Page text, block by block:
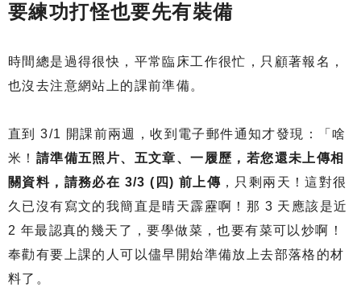
要練功打怪也要先有裝備
時間總是過得很快，平常臨床工作很忙，只顧著報名，
也沒去注意網站上的課前準備。
直到 3/1 開課前兩週，收到電子郵件通知才發現：「啥
米！ 請準備五照片、五文章、一履歷，若您還未上傳相
關資料，請務必在 3/3 (四) 前上傳 ，只剩兩天！這對很
久已沒有寫文的我簡直是晴天霹靂啊！那 3 天應該是近
2 年最認真的幾天了，要學做菜，也要有菜可以炒啊！
奉勸有要上課的人可以儘早開始準備放上去部落格的材
料了。